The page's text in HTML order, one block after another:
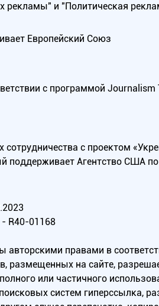
и "Политическая
Европейский Союз
с программой Journalism
с проектом
поддерживает Агентство США
R40-01168
правами в
размещенных на сайте,
или частичного
систем гиперссылка,